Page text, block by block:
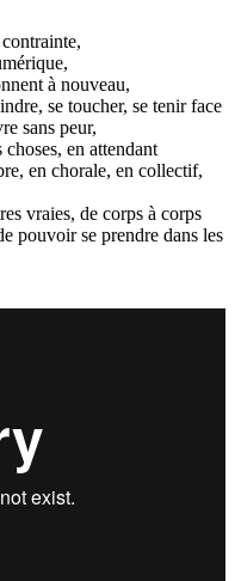
à nouveau,
se toucher, se tenir face
sans peur,
en attendant
en chorale, en collectif,
vraies, de corps à corps
pouvoir se prendre dans les